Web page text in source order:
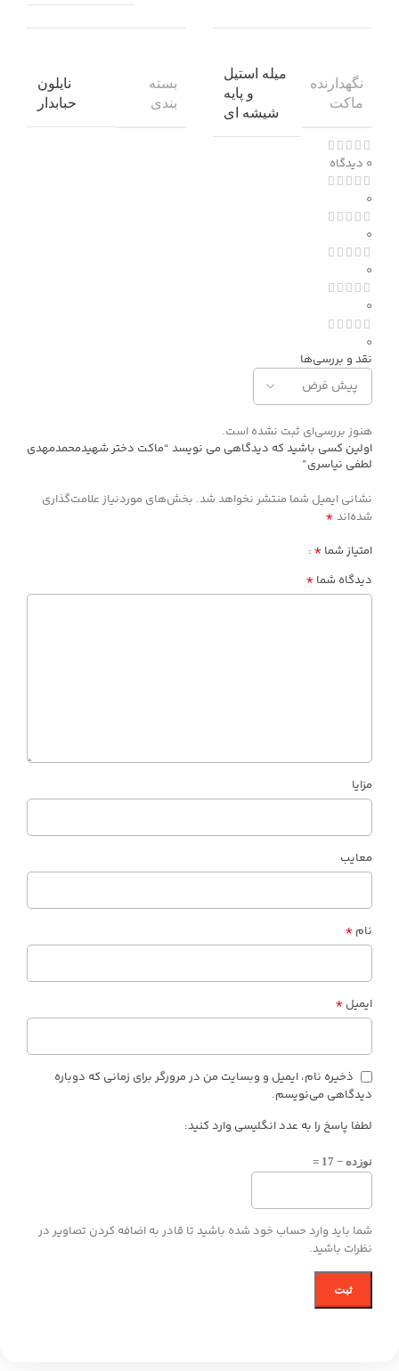
نگهدارنده
ماکت
میله استیل
و پایه
شیشه ای
بسته
بندی
نایلون
حبابدار
0 دیدگاه
0
0
0
0
0
نقد و بررسی‌ها
هنوز بررسی‌ای ثبت نشده است.
اولین کسی باشید که دیدگاهی می نویسد “ماکت دختر شهیدمحمدمهدی
لطفی نیاسری”
نشانی ایمیل شما منتشر نخواهد شد. بخش‌های موردنیاز علامت‌گذاری
شده‌اند *
امتیاز شما *
دیدگاه شما *
مزایا
معایب
نام *
ایمیل *
ذخیره نام، ایمیل و وبسایت من در مرورگر برای زمانی که دوباره
دیدگاهی می‌نویسم.
لطفا پاسخ را به عدد انگلیسی وارد کنید:
نوزده − 17 =
شما باید وارد حساب خود شده باشید تا قادر به اضافه کردن تصاویر در
نظرات باشید.